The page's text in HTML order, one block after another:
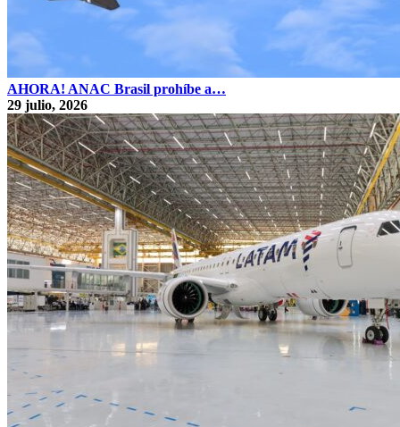
AHORA! ANAC Brasil prohíbe a…
29 julio, 2026